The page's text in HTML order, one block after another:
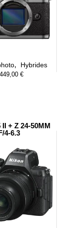
,
Hybrides
€
II + Z 24-50MM
4-6.3